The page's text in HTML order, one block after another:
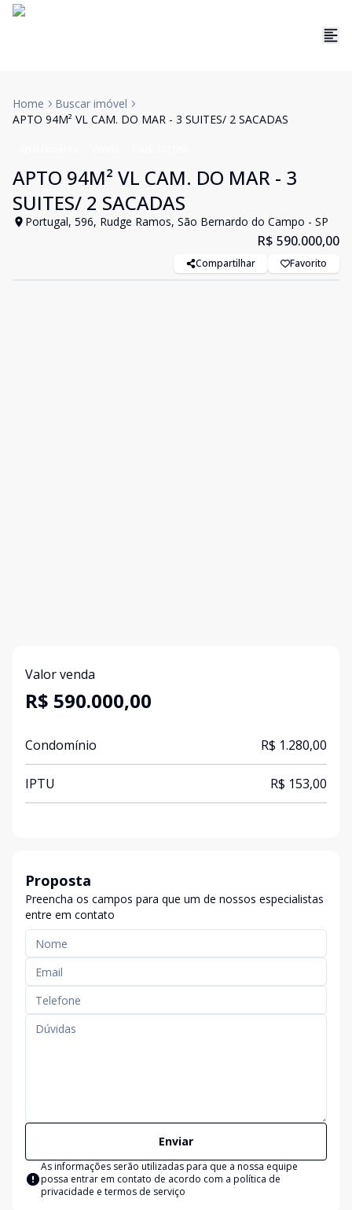
Home
Buscar imóvel
APTO 94M² VL CAM. DO MAR - 3 SUITES/ 2 SACADAS
APTO 94M² VL CAM. DO MAR - 3
SUITES/ 2 SACADAS
Portugal, 596, Rudge Ramos, São Bernardo do Campo - SP
R$ 590.000,00
Compartilhar Favorito
Valor venda
R$ 590.000,00
Condomínio R$ 1.280,00
IPTU R$ 153,00
Proposta
Preencha os campos para que um de nossos especialistas
entre em contato
Enviar
As informações serão utilizadas para que a nossa equipe
possa entrar em contato de acordo com a política de
privacidade e termos de serviço